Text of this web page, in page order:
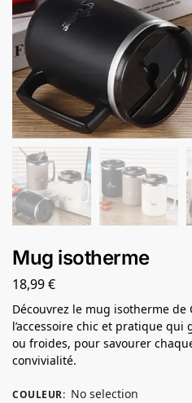
Mug isotherme
18,99€
Découvrez le mug isotherme de
l’accessoire chic et pratique qui
ou froides, pour savourer
convivialité.
COULEUR: No selection